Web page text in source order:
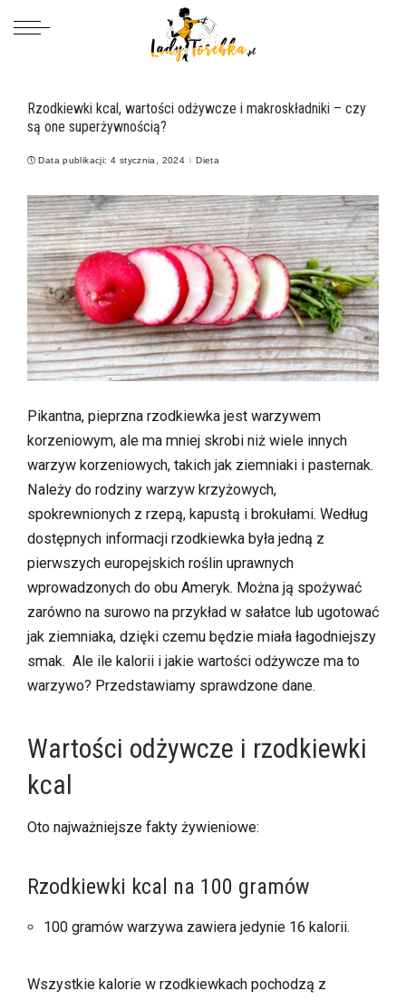
Rzodkiewki kcal, wartości odżywcze i makroskładniki – czy
są one superżywnością?
Data publikacji: 4 stycznia, 2024 Dieta
Pikantna, pieprzna rzodkiewka jest warzywem
korzeniowym, ale ma mniej skrobi niż wiele innych
warzyw korzeniowych, takich jak ziemniaki i pasternak.
Należy do rodziny warzyw krzyżowych,
spokrewnionych z rzepą, kapustą i brokułami. Według
dostępnych informacji rzodkiewka była jedną z
pierwszych europejskich roślin uprawnych
wprowadzonych do obu Ameryk. Można ją spożywać
zarówno na surowo na przykład w sałatce lub ugotować
jak ziemniaka, dzięki czemu będzie miała łagodniejszy
smak. Ale ile kalorii i jakie wartości odżywcze ma to
warzywo? Przedstawiamy sprawdzone dane.
Wartości odżywcze i rzodkiewki
kcal
Oto najważniejsze fakty żywieniowe:
Rzodkiewki kcal na 100 gramów
100 gramów warzywa zawiera jedynie 16 kalorii.
Wszystkie kalorie w rzodkiewkach pochodzą z